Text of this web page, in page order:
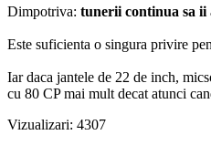
Dimpotriva: tunerii continua sa ii
Este suficienta o singura privire
Iar daca jantele de 22 de inch,
cu 80 CP mai mult decat atunci
Vizualizari: 4307